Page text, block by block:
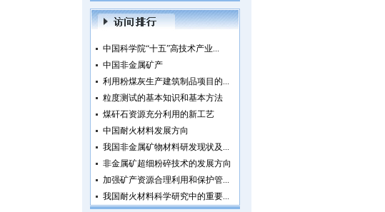
中国科学院“十五”高技术产业...
中国非金属矿产
利用粉煤灰生产建筑制品项目的...
粒度测试的基本知识和基本方法
煤矸石资源充分利用的新工艺
中国耐火材料发展方向
我国非金属矿物材料研发现状及...
非金属矿超细粉碎技术的发展方向
加强矿产资源合理利用和保护管...
我国耐火材料科学研究中的重要...